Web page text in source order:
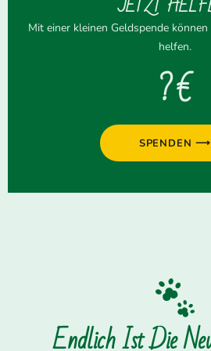
JETZT
Mit einer kleinen Geldspende
helfen.
? €
SPENDEN ⟶
Endlich Ist Die